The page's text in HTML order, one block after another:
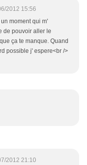
2012 15:56
moment qui m'
de pouvoir aller le
ça te manque. Quand
possible j' espere<br />
2012 21:10